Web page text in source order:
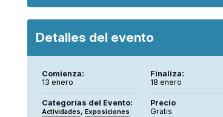
Detalles del evento
Comienza:
13 enero
Finaliza:
18 enero
Categorías del Evento:
Actividades,Exposiciones
Precio
Gratis